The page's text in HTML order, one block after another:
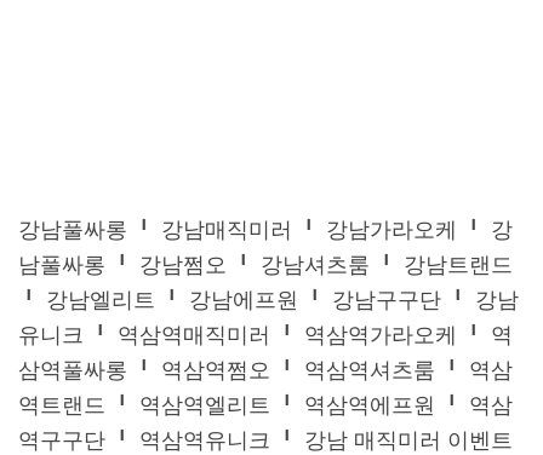
강남풀싸롱 ╹ 강남매직미러 ╹ 강남가라오케 ╹ 강
남풀싸롱 ╹ 강남쩜오 ╹ 강남셔츠룸 ╹ 강남트랜드
╹ 강남엘리트 ╹ 강남에프원 ╹ 강남구구단 ╹ 강남
유니크 ╹ 역삼역매직미러 ╹ 역삼역가라오케 ╹ 역
삼역풀싸롱 ╹ 역삼역쩜오 ╹ 역삼역셔츠룸 ╹ 역삼
역트랜드 ╹ 역삼역엘리트 ╹ 역삼역에프원 ╹ 역삼
역구구단 ╹ 역삼역유니크 ╹ 강남 매직미러 이벤트